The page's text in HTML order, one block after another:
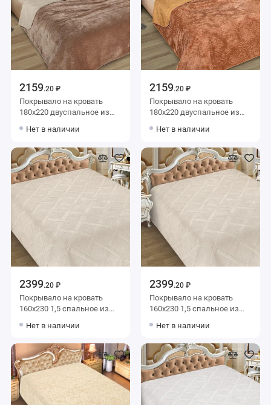
2159.20 ₽
Покрывало на кровать
180х220 двуспальное из
коричневое Орнамент
Нет в наличии
2159.20 ₽
Покрывало на кровать
180х220 двуспальное из
оранжевое Орнамент
Нет в наличии
2399.20 ₽
Покрывало на кровать
160х230 1,5 спальное из
однотонное Marianna
Нет в наличии
2399.20 ₽
Покрывало на кровать
160х230 1,5 спальное из
однотонное Marianna
Нет в наличии